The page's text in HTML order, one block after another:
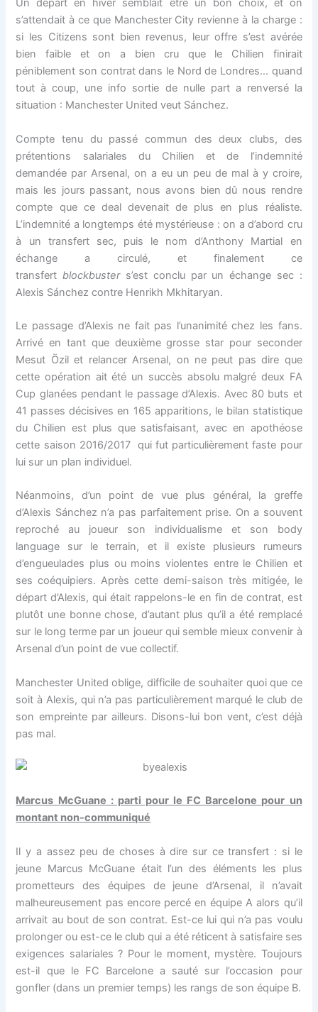
Un départ en hiver semblait être un bon choix, et on
s’attendait à ce que Manchester City revienne à la charge :
si les Citizens sont bien revenus, leur offre s’est avérée
bien faible et on a bien cru que le Chilien finirait
péniblement son contrat dans le Nord de Londres… quand
tout à coup, une info sortie de nulle part a renversé la
situation : Manchester United veut Sánchez.
Compte tenu du passé commun des deux clubs, des
prétentions salariales du Chilien et de l’indemnité
demandée par Arsenal, on a eu un peu de mal à y croire,
mais les jours passant, nous avons bien dû nous rendre
compte que ce deal devenait de plus en plus réaliste.
L’indemnité a longtemps été mystérieuse : on a d’abord cru
à un transfert sec, puis le nom d’Anthony Martial en
échange a circulé, et finalement ce
transfertblockbuster s’est conclu par un échange sec :
Alexis Sánchez contre Henrikh Mkhitaryan.
Le passage d’Alexis ne fait pas l’unanimité chez les fans.
Arrivé en tant que deuxième grosse star pour seconder
Mesut Özil et relancer Arsenal, on ne peut pas dire que
cette opération ait été un succès absolu malgré deux FA
Cup glanées pendant le passage d’Alexis. Avec 80 buts et
41 passes décisives en 165 apparitions, le bilan statistique
du Chilien est plus que satisfaisant, avec en apothéose
cette saison 2016/2017 qui fut particulièrement faste pour
lui sur un plan individuel.
Néanmoins, d’un point de vue plus général, la greffe
d’Alexis Sánchez n’a pas parfaitement prise. On a souvent
reproché au joueur son individualisme et son body
language sur le terrain, et il existe plusieurs rumeurs
d’engueulades plus ou moins violentes entre le Chilien et
ses coéquipiers. Après cette demi-saison très mitigée, le
départ d’Alexis, qui était rappelons-le en fin de contrat, est
plutôt une bonne chose, d’autant plus qu’il a été remplacé
sur le long terme par un joueur qui semble mieux convenir à
Arsenal d’un point de vue collectif.
Manchester United oblige, difficile de souhaiter quoi que ce
soit à Alexis, qui n’a pas particulièrement marqué le club de
son empreinte par ailleurs. Disons-lui bon vent, c’est déjà
pas mal.
Marcus McGuane : parti pour le FC Barcelone pour un
montant non-communiqué
Il y a assez peu de choses à dire sur ce transfert : si le
jeune Marcus McGuane était l’un des éléments les plus
prometteurs des équipes de jeune d’Arsenal, il n’avait
malheureusement pas encore percé en équipe A alors qu’il
arrivait au bout de son contrat. Est-ce lui qui n’a pas voulu
prolonger ou est-ce le club qui a été réticent à satisfaire ses
exigences salariales ? Pour le moment, mystère. Toujours
est-il que le FC Barcelone a sauté sur l’occasion pour
gonfler (dans un premier temps) les rangs de son équipe B.